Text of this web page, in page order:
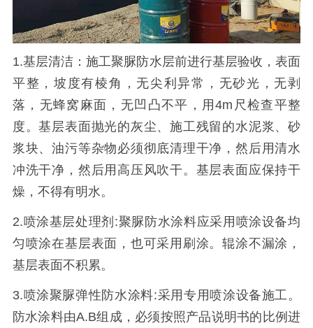
1.基层清洁：施工聚脲防水层前进行基层验收，表面
平整，坡度有棱角，无尖利异常，无砂光，无剥
落，无蜂窝麻面，无凹凸不平，用4m尺检查平整
度。基层表面抛光的灰尘、施工残留的水泥浆、砂
浆块、油污等杂物必须彻底清理干净，然后用清水
冲洗干净，然后用高压风吹干。基层表面应保持干
燥，不得有明水。
2.喷涂基层处理剂:聚脲防水涂料应采用喷涂设备均
匀喷涂在基层表面，也可采用刷涂。辊涂不漏涂，
基层表面不积累。
3.喷涂聚脲弹性防水涂料:采用专用喷涂设备施工。
防水涂料由A.B组成，必须按照产品说明书的比例进